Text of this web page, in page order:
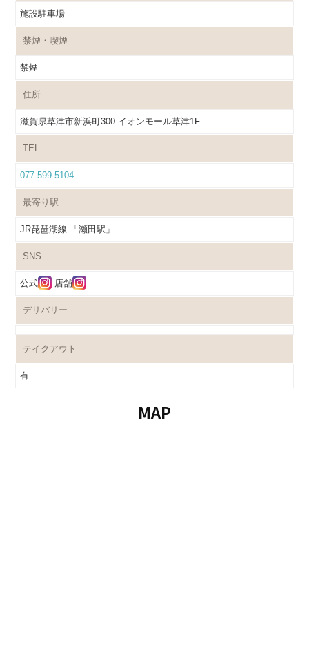
施設駐車場
禁煙・喫煙
禁煙
住所
滋賀県草津市新浜町300 イオンモール草津1F
TEL
077-599-5104
最寄り駅
JR琵琶湖線 「瀬田駅」
SNS
公式 店舗
デリバリー
テイクアウト
有
MAP